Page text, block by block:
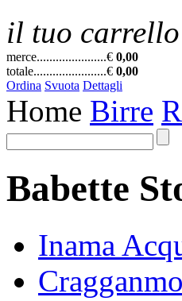
il tuo
merce......................€ 0,00
totale.......................€ 0,00
Ordina Svuota Dettagli
Home Birre
Babette
Inama